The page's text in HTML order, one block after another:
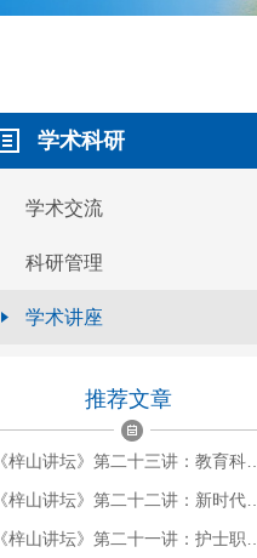
学术科研
学术交流
科研管理
学术讲座
推荐文章
《梓山讲坛》第二十三讲：教育科…
《梓山讲坛》第二十二讲：新时代…
《梓山讲坛》第二十一讲：护士职…